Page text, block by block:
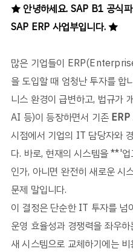
★ 안녕하세요. SAP B1 공식
SAP ERP 사업부입니다. ★
많은 기업들이
을 도입할 때 엄청난 투자를 합
니스 환경이 급변하고, 법규가
AI 등)이 등장하면서 기존 ERP
시점에서 기업의 IT 담당자와
다. 바로, 현재의 시스템을**'
인가, 아니면 완전히 새로운 시
문제 말입니다.
이 결정은 단순한IT 투자를 넘
운영 효율성과 경쟁력을 좌우
새 시스템으로 교체하기에는